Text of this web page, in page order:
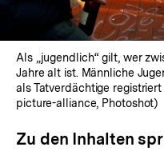
Als „jugendlich“ gilt, wer
Jahre alt ist. Männliche
als Tatverdächtige
picture-alliance, Photoshot)
Zu den Inhalten